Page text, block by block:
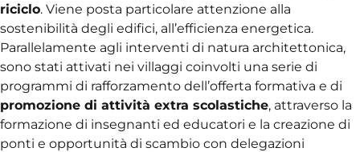
riciclo. Viene posta particolare attenzione alla
sostenibilità degli edifici, all’efficienza energetica.
Parallelamente agli interventi di natura architettonica,
sono stati attivati nei villaggi coinvolti una serie di
programmi di rafforzamento dell’offerta formativa e di
promozione di attività extra scolastiche, attraverso la
formazione di insegnanti ed educatori e la creazione di
ponti e opportunità di scambio con delegazioni